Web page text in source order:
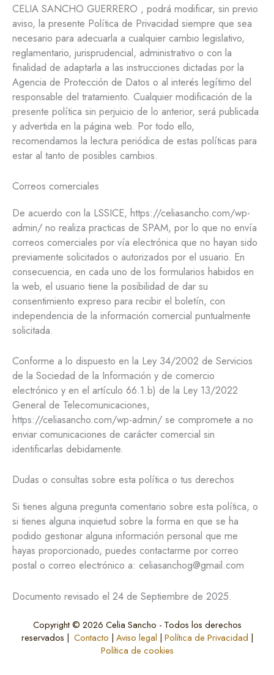
CELIA SANCHO GUERRERO , podrá modificar, sin previo
aviso, la presente Política de Privacidad siempre que sea
necesario para adecuarla a cualquier cambio legislativo,
reglamentario, jurisprudencial, administrativo o con la
finalidad de adaptarla a las instrucciones dictadas por la
Agencia de Protección de Datos o al interés legítimo del
responsable del tratamiento. Cualquier modificación de la
presente política sin perjuicio de lo anterior, será publicada
y advertida en la página web. Por todo ello,
recomendamos la lectura periódica de estas políticas para
estar al tanto de posibles cambios.
Correos comerciales
De acuerdo con la LSSICE, https://celiasancho.com/wp-
admin/ no realiza practicas de SPAM, por lo que no envía
correos comerciales por vía electrónica que no hayan sido
previamente solicitados o autorizados por el usuario. En
consecuencia, en cada uno de los formularios habidos en
la web, el usuario tiene la posibilidad de dar su
consentimiento expreso para recibir el boletín, con
independencia de la información comercial puntualmente
solicitada.
Conforme a lo dispuesto en la Ley 34/2002 de Servicios
de la Sociedad de la Información y de comercio
electrónico y en el artículo 66.1.b) de la Ley 13/2022
General de Telecomunicaciones,
https://celiasancho.com/wp-admin/ se compromete a no
enviar comunicaciones de carácter comercial sin
identificarlas debidamente.
Dudas o consultas sobre esta política o tus derechos
Si tienes alguna pregunta comentario sobre esta política, o
si tienes alguna inquietud sobre la forma en que se ha
podido gestionar alguna información personal que me
hayas proporcionado, puedes contactarme por correo
postal o correo electrónico a: celiasanchog@gmail.com
Documento revisado el 24 de Septiembre de 2025.
Copyright © 2026 Celia Sancho - Todos los derechos
reservados | Contacto | Aviso legal | Política de Privacidad |
Política de cookies